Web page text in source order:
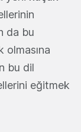
da bu
olmasına
bu dil
eğitmek